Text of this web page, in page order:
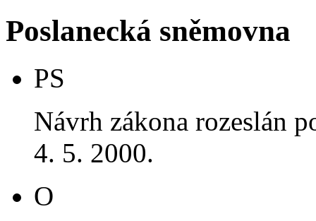
Poslanecká sněmovna
PS
Návrh zákona rozeslán
4. 5. 2000.
O